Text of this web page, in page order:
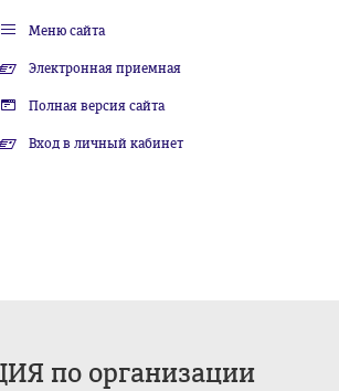
Меню сайта
Электронная приемная
Полная версия сайта
Вход в личный кабинет
по организации